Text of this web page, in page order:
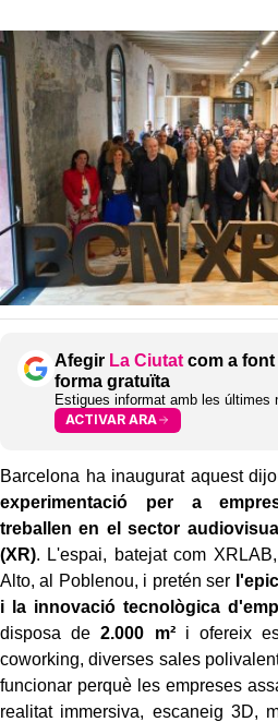
Afegir La Ciutat com a
forma gratuïta
Estigues informat amb les últimes
ACTIVAR ARA
Barcelona ha inaugurat aquest
experimentació per a
treballen en el sector
(XR). L'espai, batejat com
Alto, al Poblenou, i pretén ser
i la innovació tecnològica
disposa de 2.000 m²i ofereix
coworking, diverses sales
funcionar perquè les empreses
realitat immersiva, escaneig 3D,